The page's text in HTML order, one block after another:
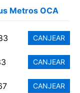
Metros OCA
CANJEAR
CANJEAR
CANJEAR